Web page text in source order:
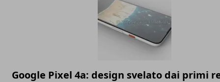
Google Pixel 4a: design svelato dai primi